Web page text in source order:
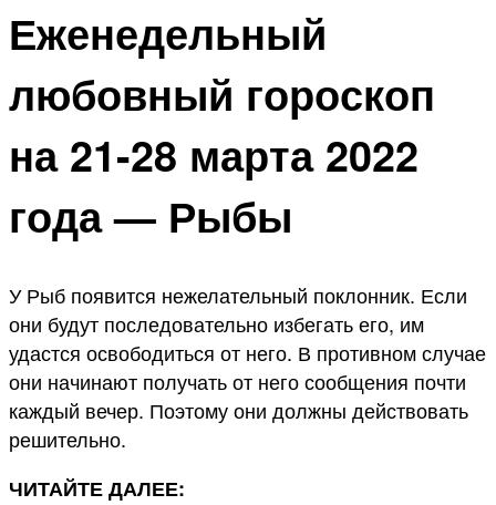
Еженедельный
любовный гороскоп
на 21-28 марта 2022
года — Рыбы
У Рыб появится нежелательный поклонник. Если
они будут последовательно избегать его, им
удастся освободиться от него. В противном случае
они начинают получать от него сообщения почти
каждый вечер. Поэтому они должны действовать
решительно.
ЧИТАЙТЕ ДАЛЕЕ: